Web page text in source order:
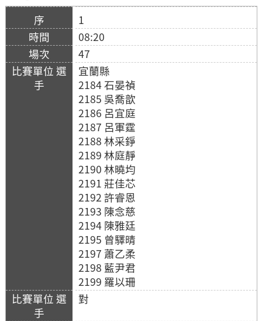
1
08:20
47
宜蘭縣
2184 石晏禎
2185 吳喬歆
2186 呂宜庭
2187 呂軍霆
2188 林采錚
2189 林庭靜
2190 林曉均
2191 莊佳芯
2192 許睿恩
2193 陳念慈
2194 陳雅廷
2195 曾驛晴
2197 蕭乙柔
2198 藍尹君
2199 羅以珊
對